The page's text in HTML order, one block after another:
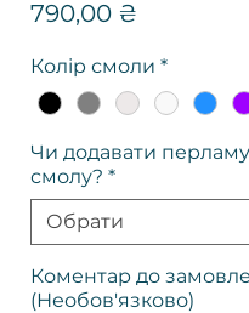
790,00 ₴
Колір смоли *
Чи додавати
смолу? *
Коментар до
(Необов'язково)